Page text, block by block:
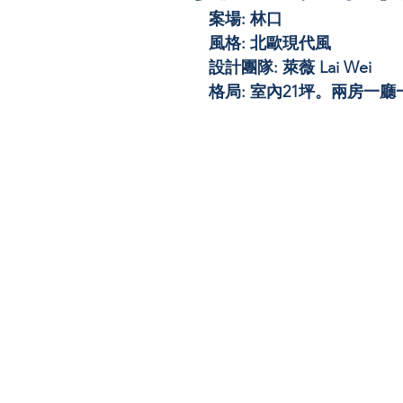
案場: 林口
風格: 北歐現代風
設計團隊: 萊薇 Lai Wei
格局: 室內21坪。兩房一廳